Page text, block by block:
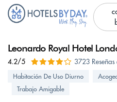
Leonardo Royal Hotel
4.2/5 3723
Habitación De Uso Diurno
Trabajo Amigable